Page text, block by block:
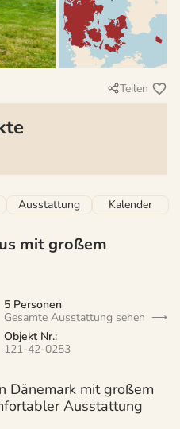
Teilen
Ausstattung Kalender
mit großem
5 Personen
Gesamte Ausstattung sehen
Objekt Nr.:
121-42-0253
Dänemark mit großem
Ausstattung